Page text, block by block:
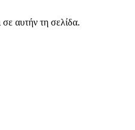
αυτήν τη σελίδα.